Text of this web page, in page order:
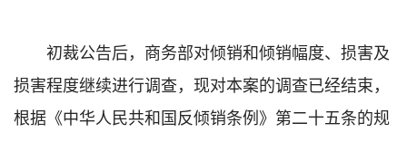
初裁公告后，商务部对倾销和倾销幅度、损害及
损害程度继续进行调查，现对本案的调查已经结束，
根据《中华人民共和国反倾销条例》第二十五条的规